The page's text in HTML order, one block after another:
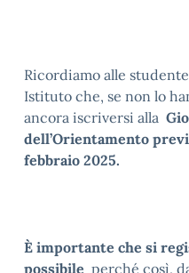
Ricordiamo alle
Istituto che, se non lo
ancora iscriversi alla
dell’Orientamento
febbraio 2025.
È importante che si
possibile perché così,